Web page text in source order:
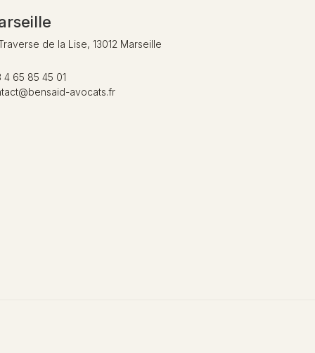
de la Lise, 13012 Marseille
4 65 85 45 01
avocats.fr